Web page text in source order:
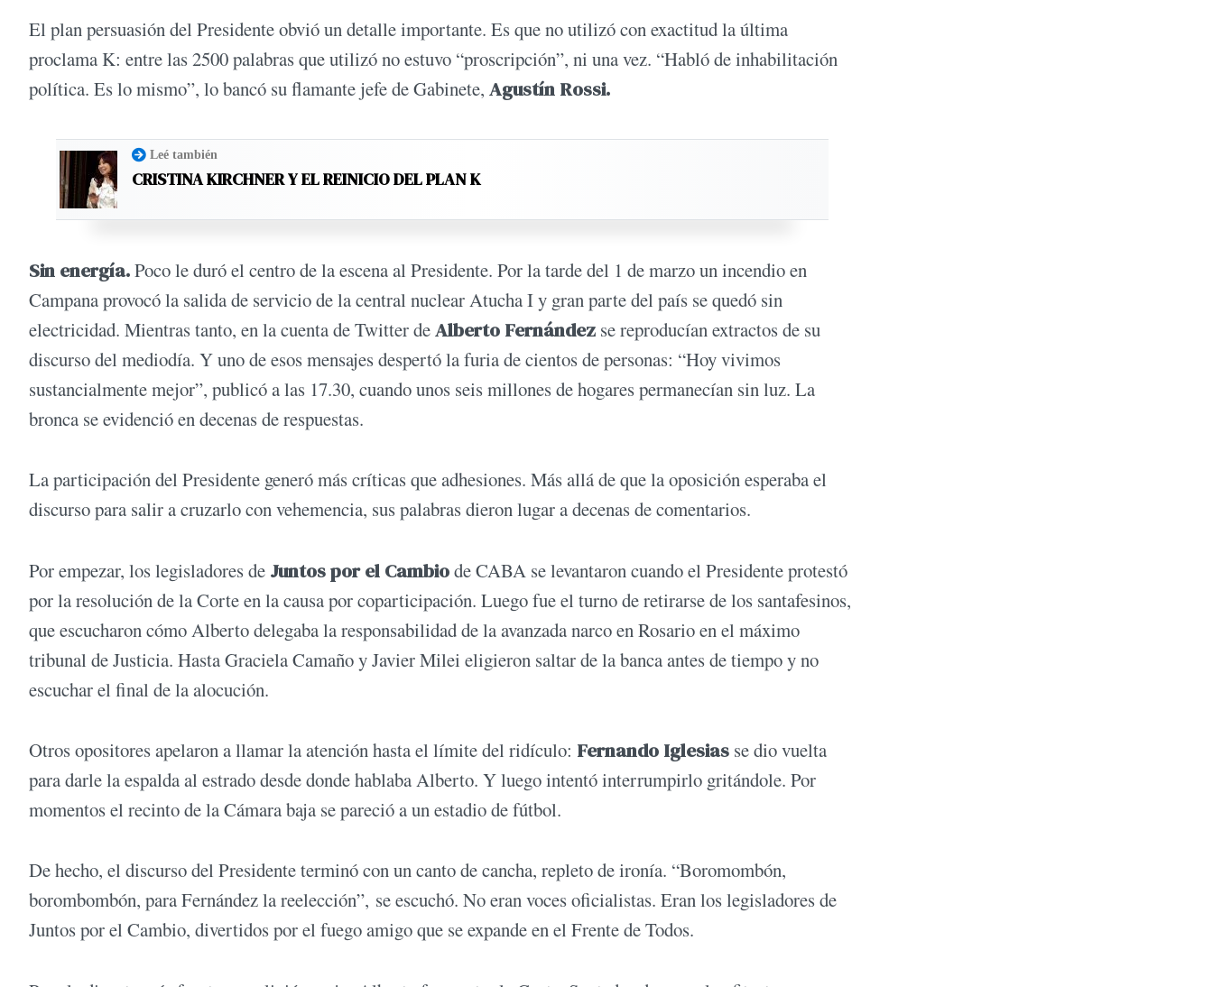
El plan persuasión del Presidente obvió un detalle importante. Es que no utilizó con exactitud la última
proclama K: entre las 2500 palabras que utilizó no estuvo “proscripción”, ni una vez. “Habló de inhabilitación
política. Es lo mismo”, lo bancó su flamante jefe de Gabinete, Agustín Rossi.
Leé también
CRISTINA KIRCHNER Y EL REINICIO DEL PLAN K
Sin energía.Poco le duró el centro de la escena al Presidente. Por la tarde del 1 de marzo un incendio en
Campana provocó la salida de servicio de la central nuclear Atucha I y gran parte del país se quedó sin
electricidad. Mientras tanto, en la cuenta de Twitter deAlberto Fernández se reproducían extractos de su
discurso del mediodía. Y uno de esos mensajes despertó la furia de cientos de personas: “Hoy vivimos
sustancialmente mejor”, publicó a las 17.30, cuando unos seis millones de hogares permanecían sin luz. La
bronca se evidenció en decenas de respuestas.
La participación del Presidente generó más críticas que adhesiones. Más allá de que la oposición esperaba el
discurso para salir a cruzarlo con vehemencia, sus palabras dieron lugar a decenas de comentarios.
Por empezar, los legisladores de Juntos por el Cambiode CABA se levantaron cuando el Presidente protestó
por la resolución de la Corte en la causa por coparticipación. Luego fue el turno de retirarse de los santafesinos,
que escucharon cómo Alberto delegaba la responsabilidad de la avanzada narco en Rosario en el máximo
tribunal de Justicia. Hasta Graciela Camaño y Javier Milei eligieron saltar de la banca antes de tiempo y no
escuchar el final de la alocución.
Otros opositores apelaron a llamar la atención hasta el límite del ridículo: Fernando Iglesias se dio vuelta
para darle la espalda al estrado desde donde hablaba Alberto. Y luego intentó interrumpirlo gritándole. Por
momentos el recinto de la Cámara baja se pareció a un estadio de fútbol.
De hecho, el discurso del Presidente terminó con un canto de cancha, repleto de ironía. “Boromombón,
borombombón, para Fernández la reelección”, se escuchó. No eran voces oficialistas. Eran los legisladores de
Juntos por el Cambio, divertidos por el fuego amigo que se expande en el Frente de Todos.